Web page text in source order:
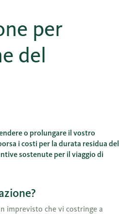
per
del
o prolungare il vostro
i costi per la durata residua del
sostenute per il viaggio di
imprevisto che vi costringe a